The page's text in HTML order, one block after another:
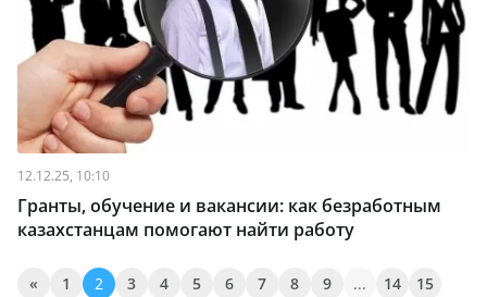
12.12.25, 10:10
Гранты, обучение и вакансии: как безработным
казахстанцам помогают найти работу
« 1 2 3 4 5 6 7 8 9 ... 14 15